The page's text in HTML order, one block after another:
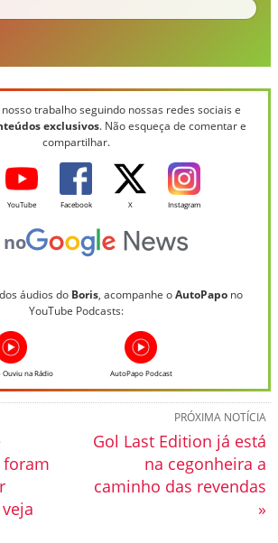
trabalho seguindo nossas redes sociais e
exclusivos. Não esqueça de comentar e
compartilhar.
YouTube Facebook X Instagram
no
áudios do Boris, acompanhe oAutoPapo no
YouTube Podcasts:
Ouviu na Rádio AutoPapo Podcast
PRÓXIMA NOTÍCIA
Gol Last Edition já está
na cegonheira a
caminho das revendas
»
foram